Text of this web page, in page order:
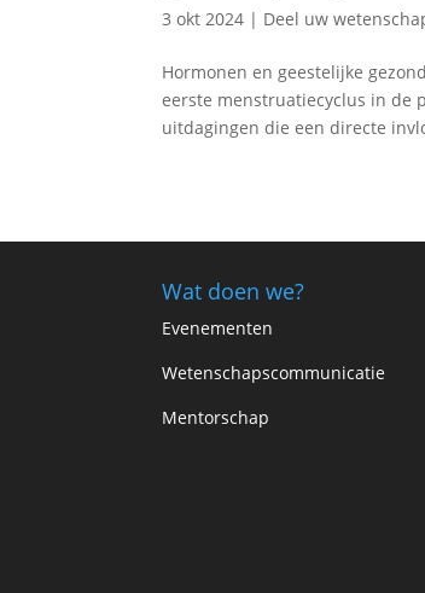
3 okt 2024 | Deel uw
Hormonen en geestelijke
eerste menstruatiecyclus in de
uitdagingen die een directe
Wat doen we?
Evenementen
Wetenschapscommunicatie
Mentorschap